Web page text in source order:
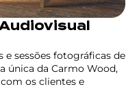
e sessões fotográficas de
única da Carmo Wood,
os clientes e